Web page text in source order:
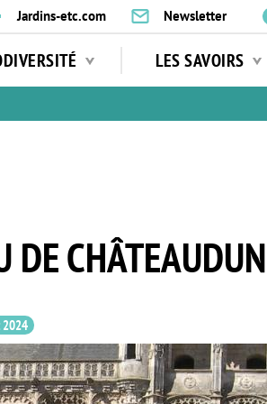
Jardins-etc.com Newsletter
LES SAVOIRS
DE CHÂTEAUDUN